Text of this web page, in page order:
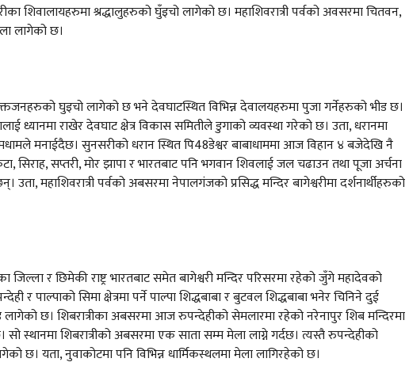
शिवालायहरुमा श्रद्धालुहरुको घुँइचो लागेको छ। महाशिवरात्री पर्वको अवसरमा चितवन,
लागेको छ।
घुइचो लागेको छ भने देवघाटस्थित विभिन्न देवालयहरुमा पुजा गर्नेहरुको भीड छ।
ध्यानमा राखेर देवघाट क्षेत्र विकास समितीले डुगाको व्यवस्था गरेको छ। उता, धरानमा
धुमधामले मनाईदैछ। सुनसरीको धरान स्थित पि48डेश्वर बाबाधाममा आज विहान ४ बजेदेखि नै
सप्तरी, मोर झापा र भारतबाट पनि भगवान शिवलाई जल चढाउन तथा पूजा अर्चना
महाशिवरात्री पर्वको अबसरमा नेपालगंजको प्रसिद्ध मन्दिर बागेश्वरीमा दर्शनार्थीहरुको
र छिमेकी राष्ट्र भारतबाट समेत बागेश्वरी मन्दिर परिसरमा रहेको जुँगे महादेवको
र पाल्पाको सिमा क्षेत्रमा पर्ने पाल्पा शिद्धबाबा र बुटवल शिद्धबाबा भनेर चिनिने दुई
लागेको छ। शिबरात्रीका अबसरमा आज रुपन्देहीको सेमलारमा रहेको नरेनापुर शिब मन्दिरमा
स्थानमा शिबरात्रीको अबसरमा एक साता सम्म मेला लाग्ने गर्दछ। त्यस्तै रुपन्देहीको
छ। यता, नुवाकोटमा पनि विभिन्न धार्मिकस्थलमा मेला लागिरहेको छ।